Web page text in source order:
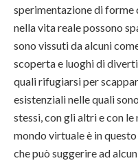
sperimentazione di forme
nella vita reale possono
sono vissuti da alcuni
scoperta e luoghi di
quali rifugiarsi per
esistenziali nelle quali
stessi, con gli altri e con
mondo virtuale è in
che può suggerire ad